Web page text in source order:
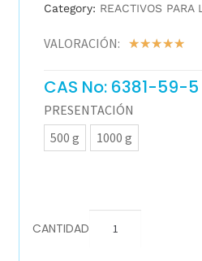
Category: REACTIVOS PARA
VALORACIÓN: ☆☆☆☆☆
CAS No: 6381-59-5
PRESENTACIÓN
500 g
1000 g
CANTIDAD